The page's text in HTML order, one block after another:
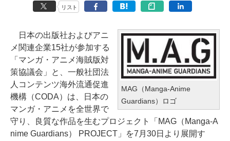
リスト
MAG（Manga-Anime
Guardians）ロゴ
日本の出版社およびアニ
メ関連企業15社が参加する
「マンガ・アニメ海賊版対
策協議会」と、一般社団法
人コンテンツ海外流通促進
機構（CODA）は、日本の
マンガ・アニメを全世界で
守り、良質な作品を生むプロジェクト「MAG（Manga-A
nime Guardians） PROJECT」を7月30日より展開す